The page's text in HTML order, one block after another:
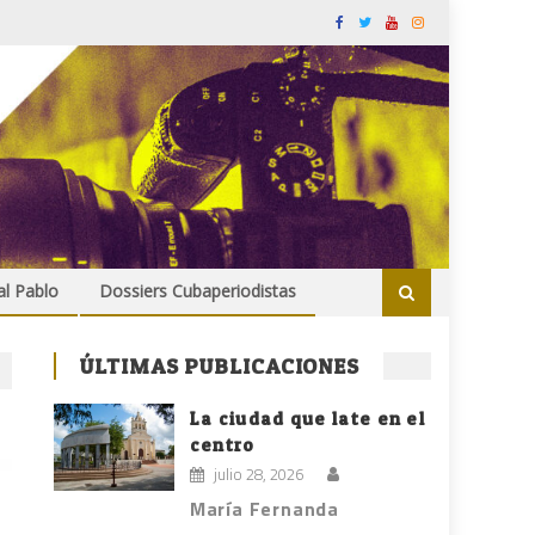
Pablo Dossiers Cubaperiodistas
ÚLTIMAS PUBLICACIONES
La ciudad que late en el
centro
julio 28, 2026
María Fernanda